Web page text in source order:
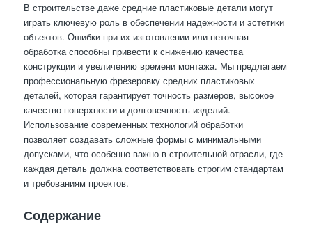
В строительстве даже средние пластиковые детали могут
играть ключевую роль в обеспечении надежности и эстетики
объектов. Ошибки при их изготовлении или неточная
обработка способны привести к снижению качества
конструкции и увеличению времени монтажа. Мы предлагаем
профессиональную фрезеровку средних пластиковых
деталей, которая гарантирует точность размеров, высокое
качество поверхности и долговечность изделий.
Использование современных технологий обработки
позволяет создавать сложные формы с минимальными
допусками, что особенно важно в строительной отрасли, где
каждая деталь должна соответствовать строгим стандартам
и требованиям проектов.
Содержание